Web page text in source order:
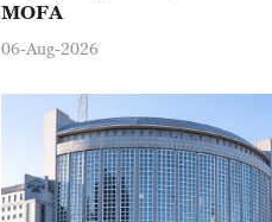
MOFA
06-Aug-2026